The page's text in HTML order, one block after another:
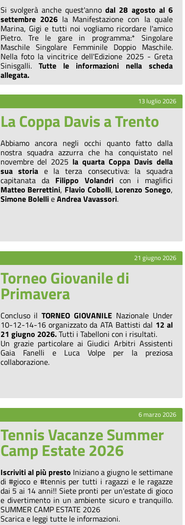
Si svolgerà anche quest'annodal 28 agosto al 6
settembre 2026la Manifestazione con la quale
Marina, Gigi e tutti noi vogliamo ricordare l'amico
Pietro. Tre le gare in programma:* Singolare
Maschile Singolare Femminile Doppio Maschile.
Nella foto la vincitrice dell'Edizione 2025 - Greta
Sinisgalli. Tutte le informazioni nella scheda
allegata.
13 luglio 2026
La Coppa Davis a Trento
Abbiamo ancora negli occhi quanto fatto dalla
nostra squadra azzurra che ha conquistato nel
novembre del 2025 la quarta Coppa Davis della
sua storia e la terza consecutiva: la squadra
capitanata da Filippo Volandricon i maglifici
Matteo Berrettini, Flavio Cobolli, Lorenzo Sonego,
Simone BolellieAndrea Vavassori.
21 giugno 2026
Torneo Giovanile di
Primavera
Concluso ilTORNEO GIOVANILE Nazionale Under
10-12-14-16 organizzato da ATA Battisti dal 12 al
21 giugno 2026.Tutti i Tabelloni con i risultati.
Un grazie particolare ai Giudici Arbitri Assistenti
Gaia Fanelli e Luca Volpe per la preziosa
collaborazione.
6 marzo 2026
Tennis Vacanze Summer
Camp Estate 2026
Iscriviti al più presto Iniziano a giugno le settimane
di #gioco e #tennis per tutti i ragazzi e le ragazze
dai 5 ai 14 anni!! Siete pronti per un'estate di gioco
e divertimento in un ambiente sicuro e tranquillo.
SUMMER CAMP ESTATE 2026
Scarica e leggi tutte le informazioni.